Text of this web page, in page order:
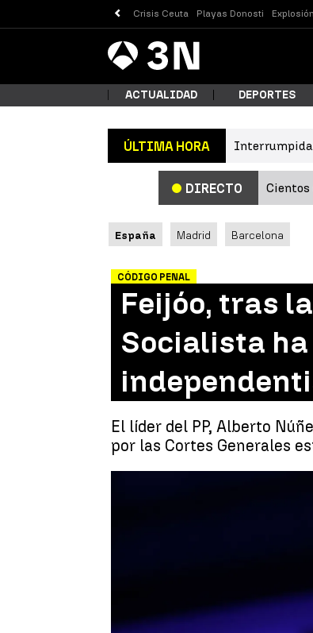
Crisis Ceuta Playas Donosti
Antena
3 Noticias
ACTUALIDAD DEPORTES
ÚLTIMA HORA Interrumpida
DIRECTO Cientos
España Madrid Barcelona
CÓDIGO PENAL
Feijóo, tras
Socialista
El líder del PP, Alberto
por las Cortes Generales